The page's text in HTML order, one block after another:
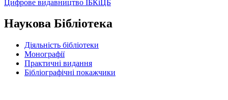
Цифрове видавництво ІБКіЦБ
Наукова Бібліотека
Діяльність бібліотеки
Монографії
Практичні видання
Бібліографічні покажчики